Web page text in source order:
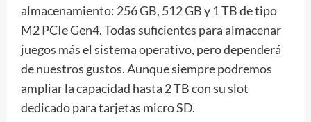
almacenamiento: 256 GB, 512 GB y 1 TB de tipo
M2 PCIe Gen4. Todas suficientes para almacenar
juegos más el sistema operativo, pero dependerá
de nuestros gustos. Aunque siempre podremos
ampliar la capacidad hasta 2 TB con su slot
dedicado para tarjetas micro SD.